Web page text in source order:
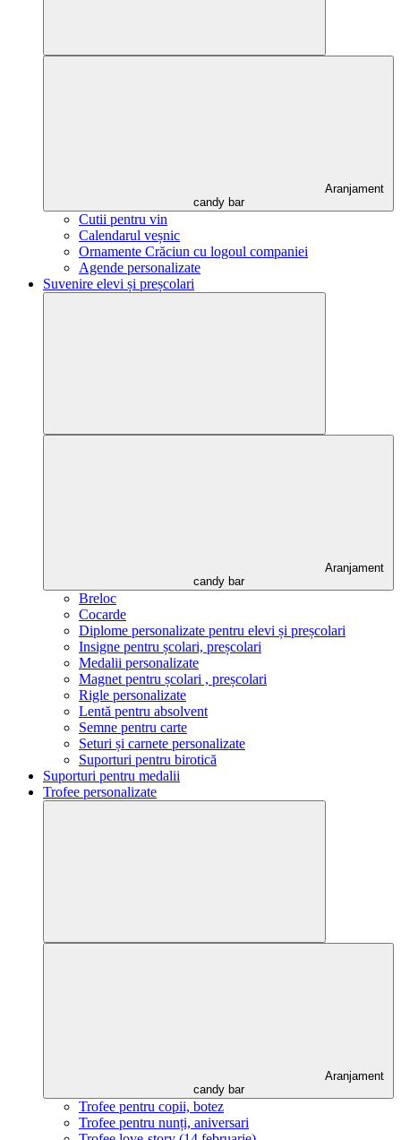
Aranjament
candy bar
Cutii pentru vin
Calendarul veșnic
Ornamente Crăciun cu logoul companiei
Agende personalizate
Suvenire elevi și preșcolari
Aranjament
candy bar
Breloc
Cocarde
Diplome personalizate pentru elevi și preșcolari
Insigne pentru școlari, preșcolari
Medalii personalizate
Magnet pentru școlari , preșcolari
Rigle personalizate
Lentă pentru absolvent
Semne pentru carte
Seturi și carnete personalizate
Suporturi pentru birotică
Suporturi pentru medalii
Trofee personalizate
Aranjament
candy bar
Trofee pentru copii, botez
Trofee pentru nunți, aniversari